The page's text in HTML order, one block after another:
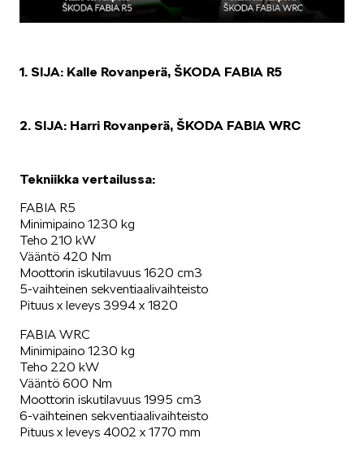
1. SIJA: Kalle Rovanperä, ŠKODA FABIA R5
2. SIJA: Harri Rovanperä, ŠKODA FABIA WRC
Tekniikka vertailussa:
FABIA R5
Minimipaino 1230 kg
Teho 210 kW
Vääntö 420 Nm
Moottorin iskutilavuus 1620 cm3
5-vaihteinen sekventiaalivaihteisto
Pituus x leveys 3994 x 1820
FABIA WRC
Minimipaino 1230 kg
Teho 220 kW
Vääntö 600 Nm
Moottorin iskutilavuus 1995 cm3
6-vaihteinen sekventiaalivaihteisto
Pituus x leveys 4002 x 1770 mm